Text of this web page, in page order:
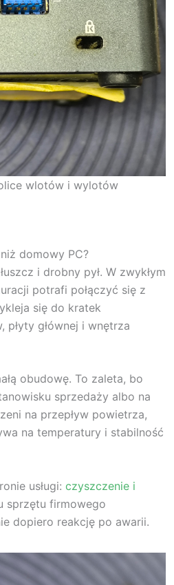
wlotów i wylotów
domowy PC?
i drobny pył. W zwykłym
potrafi połączyć się z
się do kratek
głównej i wnętrza
obudowę. To zaleta, bo
sprzedaży albo na
na przepływ powietrza,
na temperatury i stabilność
usługi: czyszczenie i
sprzętu firmowego
dopiero reakcję po awarii.